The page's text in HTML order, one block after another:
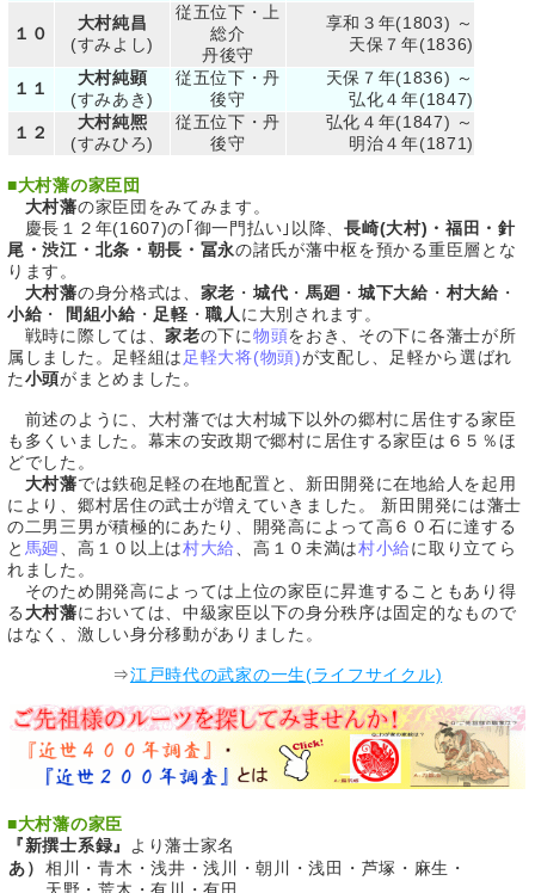
１０
大村純昌
(すみよし)
従五位下・上
総介
丹後守
享和３年(1803) ～
天保７年(1836)
１１
大村純顕
(すみあき)
従五位下・丹
後守
天保７年(1836) ～
弘化４年(1847)
１２
大村純熈
(すみひろ)
従五位下・丹
後守
弘化４年(1847) ～
明治４年(1871)
■大村藩の家臣団
大村藩の家臣団をみてみます。
慶長１２年(1607)の｢御一門払い｣以降、長崎(大村)・福田・針
尾・渋江・北条・朝長・冨永の諸氏が藩中枢を預かる重臣層とな
ります。
大村藩の身分格式は、 家老 ・ 城代 ・ 馬廻 ・城下大給・ 村大給・
小給・ 間組小給・ 足軽 ・職人 に大別されます。
戦時に際しては、家老の下に物頭をおき、その下に各藩士が所
属しました。足軽組は 足軽大将(物頭)が支配し、足軽から選ばれ
た小頭がまとめました。
前述のように、大村藩では大村城下以外の郷村に居住する家臣
も多くいました。幕末の安政期で郷村に居住する家臣は６５％ほ
どでした。
大村藩では鉄砲足軽の在地配置と、新田開発に在地給人を起用
により、郷村居住の武士が増えていきました。 新田開発には藩士
の二男三男が積極的にあたり、開発高によって高６０石に達する
と 馬廻 、高１０以上は村大給 、高１０未満は村小給に取り立てら
れました。
そのため開発高によっては上位の家臣に昇進することもあり得
る 大村藩においては、中級家臣以下の身分秩序は固定的なもので
はなく、激しい身分移動がありました。
⇒江戸時代の武家の一生(ライフサイクル)
■大村藩の家臣
『新撰士系録』
より藩士家名
あ） 相川・青木・浅井・浅川・朝川・浅田・芦塚・麻生・